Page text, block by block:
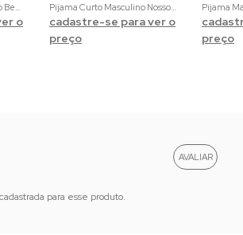
Necessaire Feminina Pelo Bege, Vinho e Chumbo
o
Pijama Curto Masculino Nosso Ritmo | 100% Algodão com Estampa de Fones
cadastre-se para ver o
preço
preço
para esse produto.